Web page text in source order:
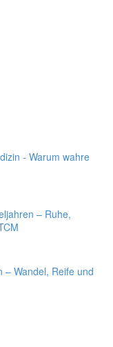
- Warum wahre
– Ruhe,
– Wandel, Reife und